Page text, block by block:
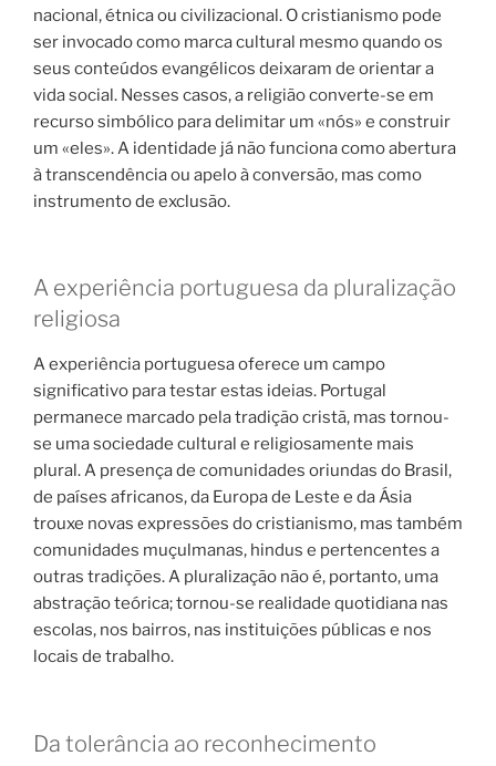
nacional, étnica ou civilizacional. O cristianismo pode
ser invocado como marca cultural mesmo quando os
seus conteúdos evangélicos deixaram de orientar a
vida social. Nesses casos, a religião converte-se em
recurso simbólico para delimitar um «nós» e construir
um «eles». A identidade já não funciona como abertura
à transcendência ou apelo à conversão, mas como
instrumento de exclusão.
A experiência portuguesa da pluralização
religiosa
A experiência portuguesa oferece um campo
significativo para testar estas ideias. Portugal
permanece marcado pela tradição cristã, mas tornou-
se uma sociedade cultural e religiosamente mais
plural. A presença de comunidades oriundas do Brasil,
de países africanos, da Europa de Leste e da Ásia
trouxe novas expressões do cristianismo, mas também
comunidades muçulmanas, hindus e pertencentes a
outras tradições. A pluralização não é, portanto, uma
abstração teórica; tornou-se realidade quotidiana nas
escolas, nos bairros, nas instituições públicas e nos
locais de trabalho.
Da tolerância ao reconhecimento